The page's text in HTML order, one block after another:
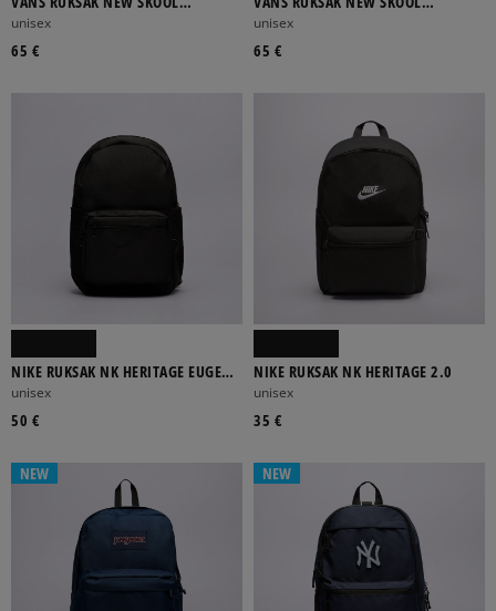
BACKPACK
unisex
65 €
BACKPACK
unisex
65 €
NIKE RUKSAK NK HERITAGE EUGENE
BACKPCK 2.0
unisex
50 €
NIKE RUKSAK NK HERITAGE 2.0
unisex
35 €
NEW NEW